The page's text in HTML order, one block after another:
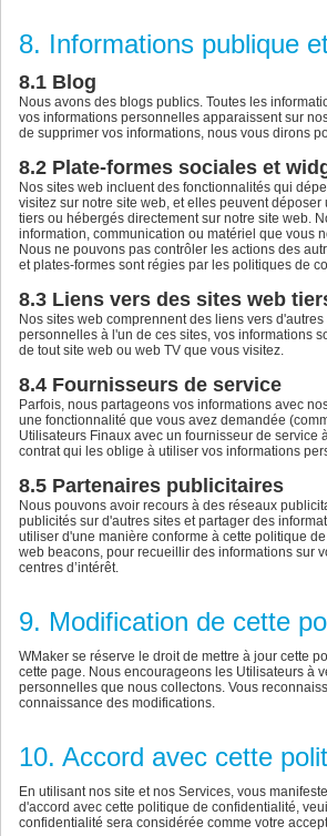
8. Informations publique
8.1 Blog
Nous avons des blogs publics. Toutes les
vos informations personnelles apparaissent sur
de supprimer vos informations, nous vous dirons
8.2 Plate-formes sociales et
Nos sites web incluent des fonctionnalités qui
visitez sur notre site web, et elles peuvent
tiers ou hébergés directement sur notre site web.
information, communication ou matériel que vous
Nous ne pouvons pas contrôler les actions des
et plates-formes sont régies par les politiques de
8.3 Liens vers des sites web
Nos sites web comprennent des liens vers
personnelles à l'un de ces sites, vos informations
de tout site web ou web TV que vous visitez.
8.4 Fournisseurs de service
Parfois, nous partageons vos informations avec
une fonctionnalité que vous avez demandée
Utilisateurs Finaux avec un fournisseur de service
contrat qui les oblige à utiliser vos informations
8.5 Partenaires publicitaires
Nous pouvons avoir recours à des réseaux
publicités sur d'autres sites et partager des
utiliser d'une manière conforme à cette politique
web beacons, pour recueillir des informations sur
centres d’intérêt.
9. Modification de cette
WMaker se réserve le droit de mettre à jour cette
cette page. Nous encourageons les Utilisateurs à
personnelles que nous collectons. Vous
connaissance des modifications.
10. Accord avec cette
En utilisant nos site et nos Services, vous
d'accord avec cette politique de confidentialité,
confidentialité sera considérée comme votre